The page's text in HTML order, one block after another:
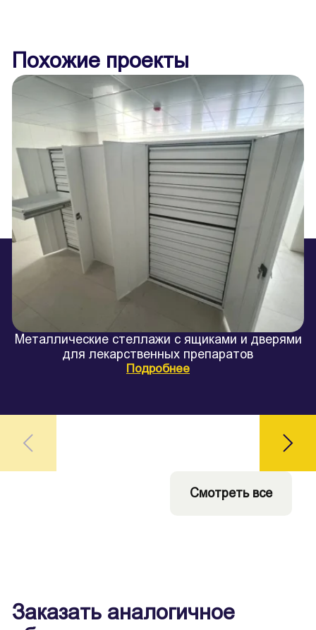
Похожие проекты
Металлические стеллажи с ящиками и дверями
для лекарственных препаратов
Подробнее
Смотреть все
Заказать аналогичное